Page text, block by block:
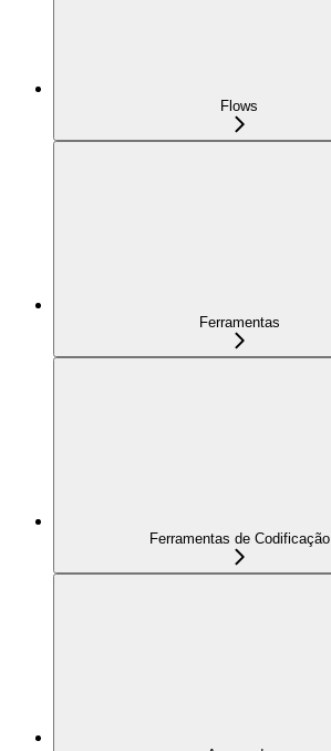
Flows
Ferramentas
Ferramentas de Codificação